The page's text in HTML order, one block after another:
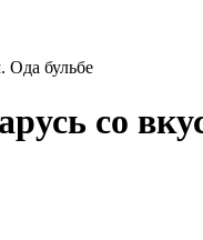
Ода бульбе
со